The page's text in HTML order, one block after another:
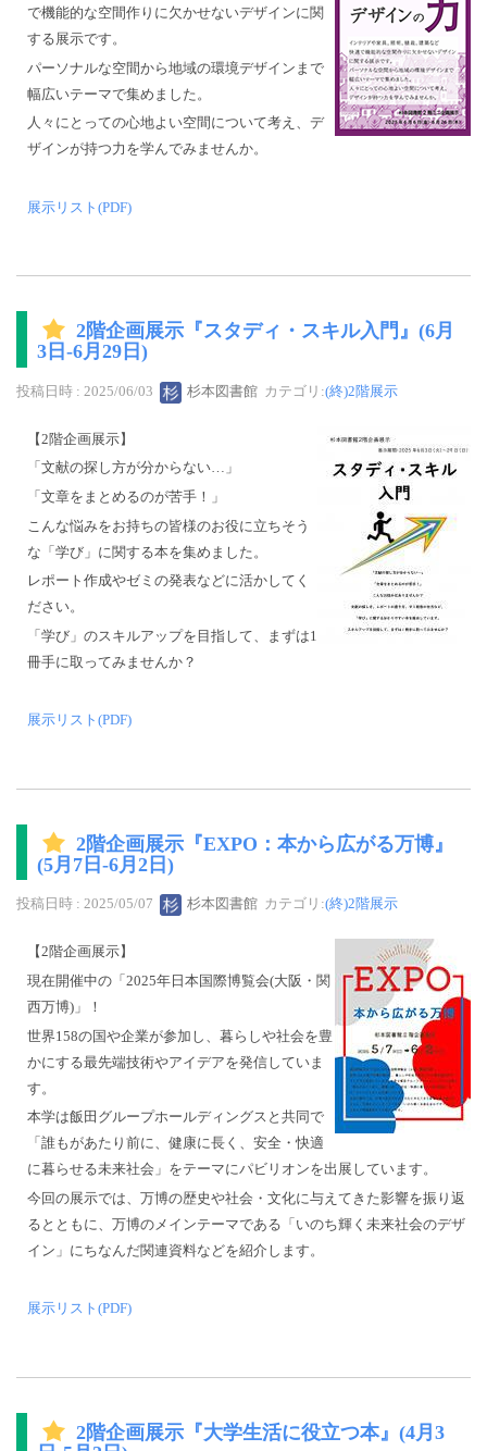
で機能的な空間作りに欠かせないデザインに関
する展示です。
パーソナルな空間から地域の環境デザインまで
幅広いテーマで集めました。
人々にとっての心地よい空間について考え、デ
ザインが持つ力を学んでみませんか。
展示リスト(PDF)
2階企画展示『スタディ・スキル入門』(6月
3日-6月29日)
投稿日時 : 2025/06/03 杉本図書館 カテゴリ:(終)2階展示
【2階企画展示】
「文献の探し方が分からない…」
「文章をまとめるのが苦手！」
こんな悩みをお持ちの皆様のお役に立ちそう
な「学び」に関する本を集めました。
レポート作成やゼミの発表などに活かしてく
ださい。
「学び」のスキルアップを目指して、まずは1
冊手に取ってみませんか？
展示リスト(PDF)
2階企画展示『EXPO：本から広がる万博』
(5月7日-6月2日)
投稿日時 : 2025/05/07 杉本図書館 カテゴリ:(終)2階展示
【2階企画展示】
現在開催中の「2025年日本国際博覧会(大阪・関
西万博)」！
世界158の国や企業が参加し、暮らしや社会を豊
かにする最先端技術やアイデアを発信していま
す。
本学は飯田グループホールディングスと共同で
「誰もがあたり前に、健康に長く、安全・快適
に暮らせる未来社会」をテーマにパビリオンを出展しています。
今回の展示では、万博の歴史や社会・文化に与えてきた影響を振り返
るとともに、万博のメインテーマである「いのち輝く未来社会のデザ
イン」にちなんだ関連資料などを紹介します。
展示リスト(PDF)
2階企画展示『大学生活に役立つ本』(4月3